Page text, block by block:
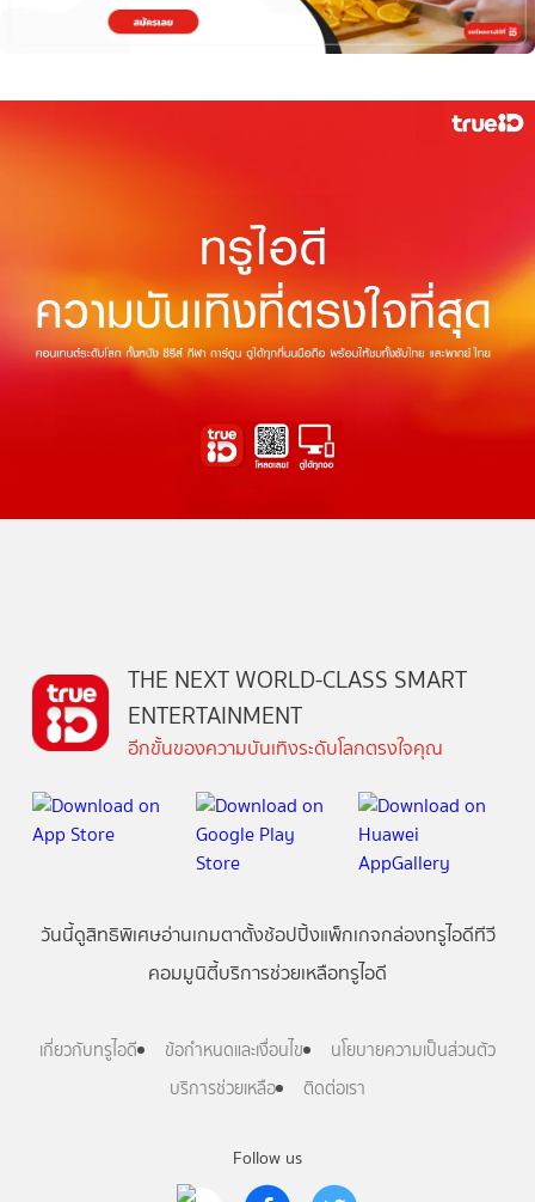
Follow us
THE NEXT WORLD-CLASS SMART
ENTERTAINMENT
อีกขั้นของความบันเทิงระดับโลกตรงใจคุณ
วันนี้ดูสิทธิพิเศษอ่านเกมตาตั้งช้อปปิ้งแพ็กเกจกล่องทรูไอดีทีวี
คอมมูนิตี้บริการช่วยเหลือทรูไอดี
เกี่ยวกับทรูไอดี ข้อกำหนดและเงื่อนไข
นโยบายความเป็นส่วนตัว
บริการช่วยเหลือ
ติดต่อเรา